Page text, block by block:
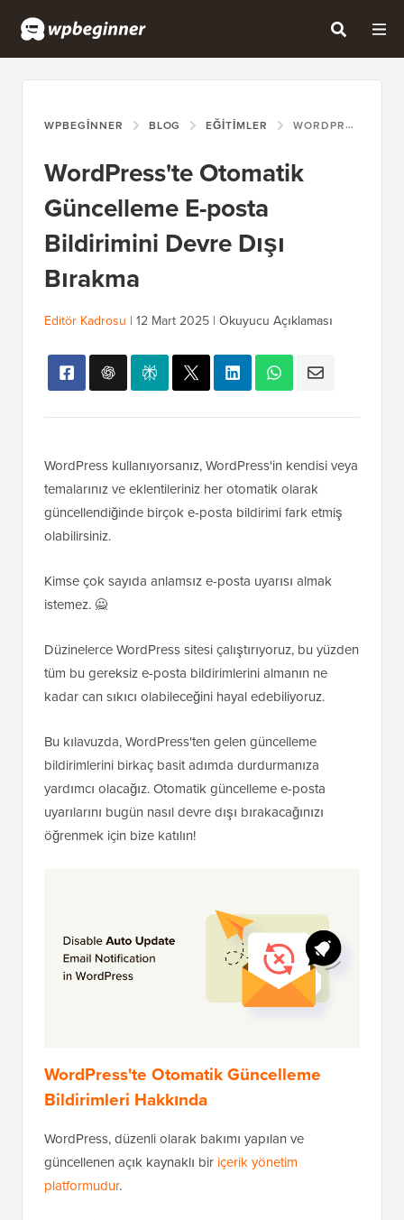
WPBEGINNER BLOG EĞITIMLER WORDPRESS'TE OTOMATIK GÜNCELLEME E-POSTA BILDIRIMINI DEVRE DIŞI BIRAKMA
WordPress'te Otomatik
Güncelleme E-posta
Bildirimini Devre Dışı
Bırakma
Editör Kadrosu | 12 Mart 2025 | Okuyucu Açıklaması
WordPress kullanıyorsanız, WordPress'in kendisi veya
temalarınız ve eklentileriniz her otomatik olarak
güncellendiğinde birçok e-posta bildirimi fark etmiş
olabilirsiniz.
Kimse çok sayıda anlamsız e-posta uyarısı almak
istemez. 🙅
Düzinelerce WordPress sitesi çalıştırıyoruz, bu yüzden
tüm bu gereksiz e-posta bildirimlerini almanın ne
kadar can sıkıcı olabileceğini hayal edebiliyoruz.
Bu kılavuzda, WordPress'ten gelen güncelleme
bildirimlerini birkaç basit adımda durdurmanıza
yardımcı olacağız. Otomatik güncelleme e-posta
uyarılarını bugün nasıl devre dışı bırakacağınızı
öğrenmek için bize katılın!
WordPress'te Otomatik Güncelleme
Bildirimleri Hakkında
WordPress, düzenli olarak bakımı yapılan ve
güncellenen açık kaynaklı bir içerik yönetim
platformudur.